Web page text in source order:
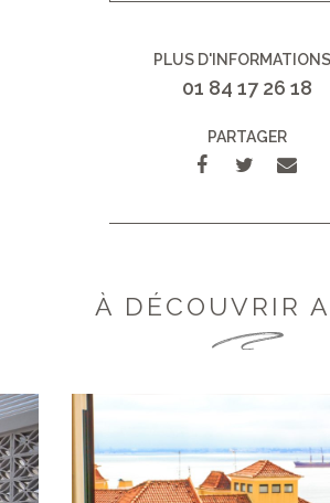
PLUS
01 84 17 26 18
PARTAGER
À DÉCOUVRIR